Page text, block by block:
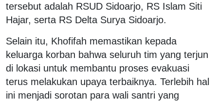
tersebut adalah RSUD Sidoarjo, RS Islam Siti
Hajar, serta RS Delta Surya Sidoarjo.
Selain itu, Khofifah memastikan kepada
keluarga korban bahwa seluruh tim yang terjun
di lokasi untuk membantu proses evakuasi
terus melakukan upaya terbaiknya. Terlebih hal
ini menjadi sorotan para wali santri yang